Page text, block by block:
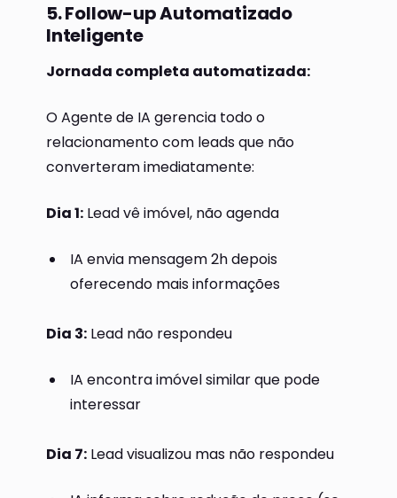
5. Follow-up Automatizado
Inteligente
Jornada completa automatizada:
O Agente de IA gerencia todo o
relacionamento com leads que não
converteram imediatamente:
Dia 1: Lead vê imóvel, não agenda
IA envia mensagem 2h depois
oferecendo mais informações
Dia 3: Lead não respondeu
IA encontra imóvel similar que pode
interessar
Dia 7: Lead visualizou mas não respondeu